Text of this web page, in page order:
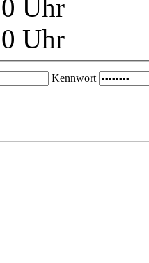
Uhr
Uhr
Kennwort